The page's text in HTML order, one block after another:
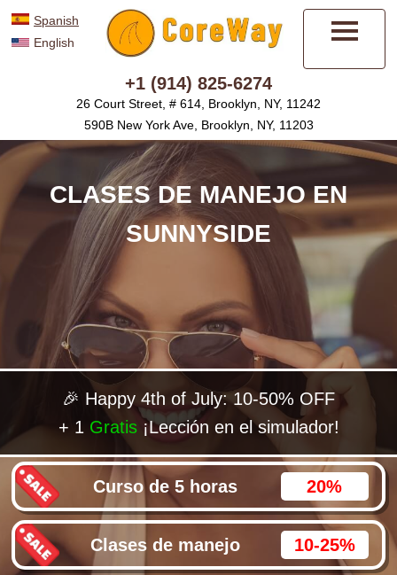
Spanish
English
+1 (914) 825-6274
26 Court Street, # 614, Brooklyn, NY, 11242
590B New York Ave, Brooklyn, NY, 11203
CLASES DE MANEJO EN
SUNNYSIDE
🎉 Happy 4th of July: 10-50% OFF
+ 1 Gratis¡Lección en el simulador!
Curso de 5 horas 20%
Clases de manejo 10-25%